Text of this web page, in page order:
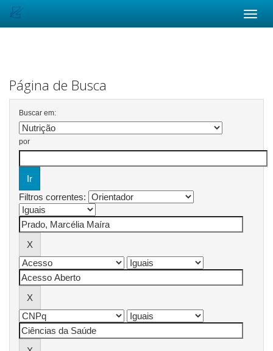
Página de Busca
Buscar em:
por
Filtros correntes: